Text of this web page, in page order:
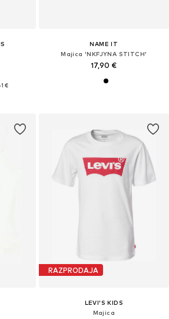
€
NAME IT
Majica 'NKFJYNA STITCH'
17,90 €
RAZPRODAJA
LEVI'S KIDS
Majica